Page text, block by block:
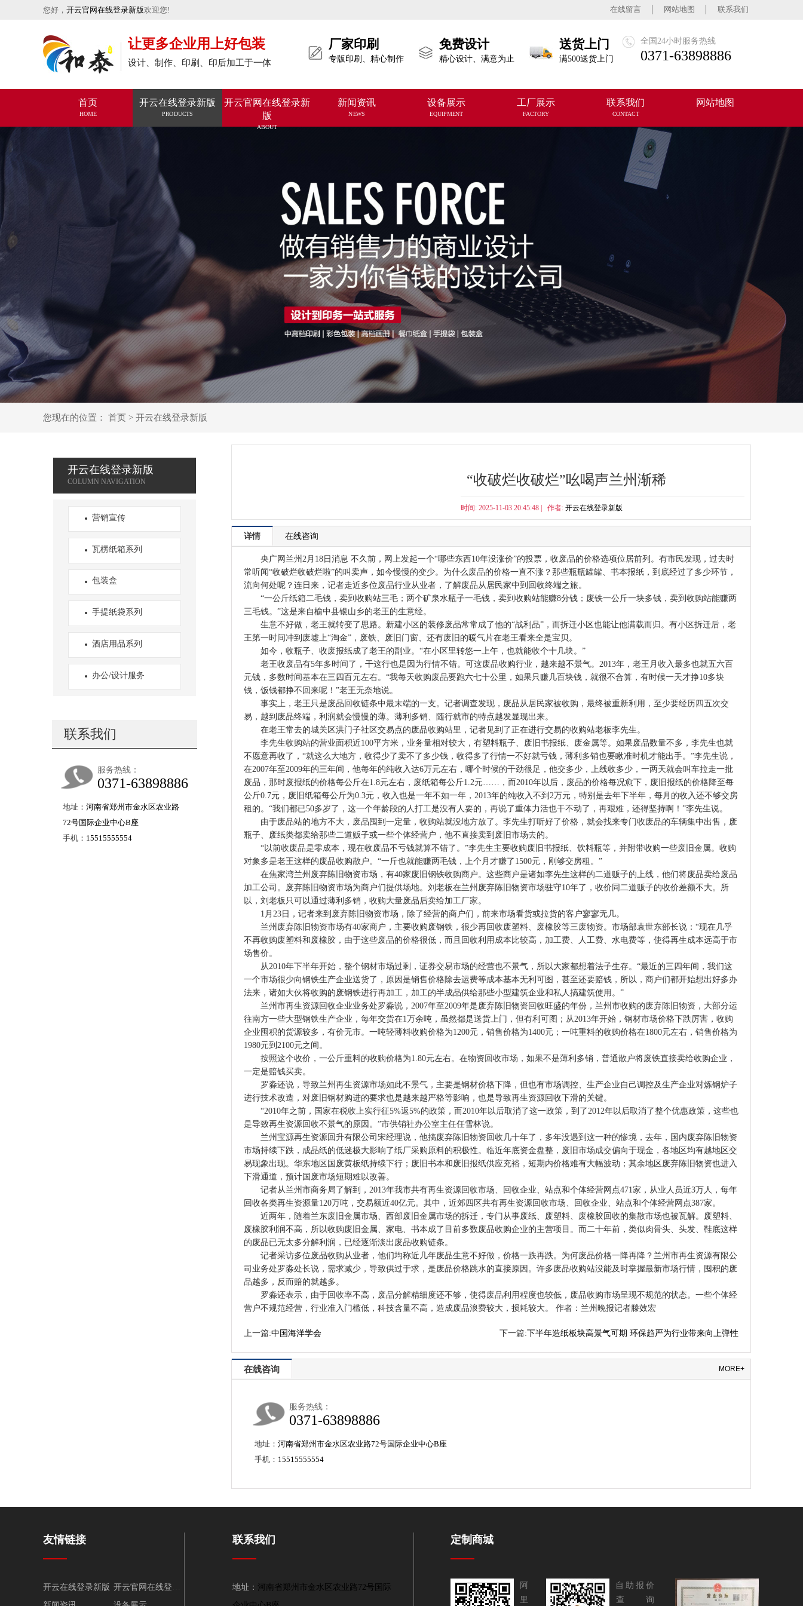
您好， 开云官网在线登录新版欢迎您! 在线留言 网站地图 联系我们
让更多企业用上好包装
设计、制作、印刷、印后加工于一体
厂家印刷
专版印刷、精心制作
免费设计
精心设计、满意为止
送货上门
满500送货上门
全国24小时服务热线
0371-63898886
首页
HOME
开云在线登录新版
PRODUCTS
开云官网在线登录新
版
ABOUT
新闻资讯
NEWS
设备展示
EQUIPMENT
工厂展示
FACTORY
联系我们
CONTACT
网站地图
您现在的位置： 首页 > 开云在线登录新版
开云在线登录新版
营销宣传
瓦楞纸箱系列
包装盒
手提纸袋系列
酒店用品系列
办公/设计服务
联系我们
服务热线：
0371-63898886
地址： 河南省郑州市金水区农业路
72号国际企业中心B座
手机： 15515555554
“收破烂收破烂”吆喝声兰州渐稀
时间: 2025-11-03 20:45:48 | 作者:开云在线登录新版
详情 在线咨询
央广网兰州2月18日消息 不久前，网上发起一个“哪些东西10年没涨价”的投票，收废品的价格选项位居前列。有市民发现，过去时
常听闻“收破烂收破烂啦”的叫卖声，如今慢慢的变少。为什么废品的价格一直不涨？那些瓶瓶罐罐、书本报纸，到底经过了多少环节，
流向何处呢？连日来，记者走近多位废品行业从业者，了解废品从居民家中到回收终端之旅。
“一公斤纸箱二毛钱，卖到收购站三毛；两个矿泉水瓶子一毛钱，卖到收购站能赚8分钱；废铁一公斤一块多钱，卖到收购站能赚两
三毛钱。”这是来自榆中县银山乡的老王的生意经。
生意不好做，老王就转变了思路。新建小区的装修废品常常成了他的“战利品”，而拆迁小区也能让他满载而归。有小区拆迁后，老
王第一时间冲到废墟上“淘金”，废铁、废旧门窗、还有废旧的暖气片在老王看来全是宝贝。
如今，收瓶子、收废报纸成了老王的副业。“在小区里转悠一上午，也就能收个十几块。”
老王收废品有5年多时间了，干这行也是因为行情不错。可这废品收购行业，越来越不景气。2013年，老王月收入最多也就五六百
元钱，多数时间基本在三四百元左右。“我每天收购废品要跑六七十公里，如果只赚几百块钱，就很不合算，有时候一天才挣10多块
钱，饭钱都挣不回来呢！”老王无奈地说。
事实上，老王只是废品回收链条中最末端的一支。记者调查发现，废品从居民家被收购，最终被重新利用，至少要经历四五次交
易，越到废品终端，利润就会慢慢的薄。薄利多销、随行就市的特点越发显现出来。
在老王常去的城关区洪门子社区交易点的废品收购站里，记者见到了正在进行交易的收购站老板李先生。
李先生收购站的营业面积近100平方米，业务量相对较大，有塑料瓶子、废旧书报纸、废金属等。如果废品数量不多，李先生也就
不愿意再收了，“就这么大地方，收得少了卖不了多少钱，收得多了行情一不好就亏钱，薄利多销也要瞅准时机才能出手。”李先生说，
在2007年至2009年的三年间，他每年的纯收入达6万元左右，哪个时候的干劲很足，他交多少，上线收多少，一两天就会叫车拉走一批
废品，那时废报纸的价格每公斤在1.8元左右，废纸箱每公斤1.2元……，而2010年以后，废品的价格每况愈下，废旧报纸的价格降至每
公斤0.7元，废旧纸箱每公斤为0.3元，收入也是一年不如一年，2013年的纯收入不到2万元，特别是去年下半年，每月的收入还不够交房
租的。“我们都已50多岁了，这一个年龄段的人打工是没有人要的，再说了重体力活也干不动了，再艰难，还得坚持啊！”李先生说。
由于废品站的地方不大，废品囤到一定量，收购站就没地方放了。李先生打听好了价格，就会找来专门收废品的车辆集中出售，废
瓶子、废纸类都卖给那些二道贩子或一些个体经营户，他不直接卖到废旧市场去的。
“以前收废品是零成本，现在收废品不亏钱就算不错了。”李先生主要收购废旧书报纸、饮料瓶等，并附带收购一些废旧金属。收购
对象多是老王这样的废品收购散户。“一斤也就能赚两毛钱，上个月才赚了1500元，刚够交房租。”
在焦家湾兰州废弃陈旧物资市场，有40家废旧钢铁收购商户。这些商户是诸如李先生这样的二道贩子的上线，他们将废品卖给废品
加工公司。废弃陈旧物资市场为商户们提供场地。刘老板在兰州废弃陈旧物资市场驻守10年了，收价同二道贩子的收价差额不大。所
以，刘老板只可以通过薄利多销，收购大量废品后卖给加工厂家。
1月23日，记者来到废弃陈旧物资市场，除了经营的商户们，前来市场看货或拉货的客户寥寥无几。
兰州废弃陈旧物资市场有40家商户，主要收购废钢铁，很少再回收废塑料、废橡胶等三废物资。市场部袁世东部长说：“现在几乎
不再收购废塑料和废橡胶，由于这些废品的价格很低，而且回收利用成本比较高，加工费、人工费、水电费等，使得再生成本远高于市
场售价。
从2010年下半年开始，整个钢材市场过剩，证券交易市场的经营也不景气，所以大家都想着法子生存。“最近的三四年间，我们这
一个市场很少向钢铁生产企业送货了，原因是销售价格除去运费等成本基本无利可图，甚至还要赔钱，所以，商户们都开始想出好多办
法来，诸如大伙将收购的废钢铁进行再加工，加工的半成品供给那些小型建筑企业和私人搞建筑使用。”
兰州市再生资源回收企业业务处罗淼说，2007年至2009年是废弃陈旧物资回收旺盛的年份，兰州市收购的废弃陈旧物资，大部分运
往南方一些大型钢铁生产企业，每年交货在1万余吨，虽然都是送货上门，但有利可图；从2013年开始，钢材市场价格下跌厉害，收购
企业囤积的货源较多，有价无市。一吨轻薄料收购价格为1200元，销售价格为1400元；一吨重料的收购价格在1800元左右，销售价格为
1980元到2100元之间。
按照这个收价，一公斤重料的收购价格为1.80元左右。在物资回收市场，如果不是薄利多销，普通散户将废铁直接卖给收购企业，
一定是赔钱买卖。
罗淼还说，导致兰州再生资源市场如此不景气，主要是钢材价格下降，但也有市场调控、生产企业自己调控及生产企业对炼钢炉子
进行技术改造，对废旧钢材购进的要求也是越来越严格等影响，也是导致再生资源回收下滑的关键。
“2010年之前，国家在税收上实行征5%返5%的政策，而2010年以后取消了这一政策，到了2012年以后取消了整个优惠政策，这些也
是导致再生资源回收不景气的原因。”市供销社办公室主任任雪林说。
兰州宝源再生资源回升有限公司宋经理说，他搞废弃陈旧物资回收几十年了，多年没遇到这一种的惨境，去年，国内废弃陈旧物资
市场持续下跌，成品纸的低迷极大影响了纸厂采购原料的积极性。临近年底资金盘整，废旧市场成交偏向于现金，各地区均有越地区交
易现象出现。华东地区国废黄板纸持续下行；废旧书本和废旧报纸供应充裕，短期内价格难有大幅波动；其余地区废弃陈旧物资也进入
下滑通道，预计国废市场短期难以改善。
记者从兰州市商务局了解到，2013年我市共有再生资源回收市场、回收企业、站点和个体经营网点471家，从业人员近3万人，每年
回收各类再生资源量120万吨，交易额近40亿元。其中，近郊四区共有再生资源回收市场、回收企业、站点和个体经营网点387家。
近两年，随着兰东废旧金属市场、西部废旧金属市场的拆迁，专门从事废纸、废塑料、废橡胶回收的集散市场也被瓦解。废塑料、
废橡胶利润不高，所以收购废旧金属、家电、书本成了目前多数废品收购企业的主营项目。而二十年前，类似肉骨头、头发、鞋底这样
的废品已无太多分解利润，已经逐渐淡出废品收购链条。
记者采访多位废品收购从业者，他们均称近几年废品生意不好做，价格一跌再跌。为何废品价格一降再降？兰州市再生资源有限公
司业务处罗淼处长说，需求减少，导致供过于求，是废品价格跳水的直接原因。许多废品收购站没能及时掌握最新市场行情，囤积的废
品越多，反而赔的就越多。
罗淼还表示，由于回收率不高，废品分解精细度还不够，使得废品利用程度也较低，废品收购市场呈现不规范的状态。一些个体经
营户不规范经营，行业准入门槛低，科技含量不高，造成废品浪费较大，损耗较大。 作者：兰州晚报记者滕效宏
上一篇:中国海洋学会 下一篇:下半年造纸板块高景气可期 环保趋严为行业带来向上弹性
MORE+
在线咨询
服务热线：
0371-63898886
地址： 河南省郑州市金水区农业路72号国际企业中心B座
手机： 15515555554
友情链接
开云在线登录新版
联系我们
地址： 河南省郑州市金水区农业路72号国际
定制商城
阿
里
自助报价
查 询